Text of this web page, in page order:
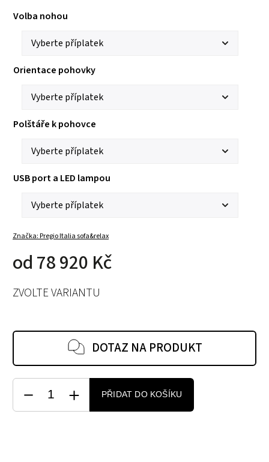
Volba nohou
Orientace pohovky
Polštáře k pohovce
USB port a LED lampou
Značka:Pregio Italia sofa&relax
od78 920 Kč
ZVOLTE VARIANTU
DOTAZ NA PRODUKT
PŘIDAT DO KOŠÍKU